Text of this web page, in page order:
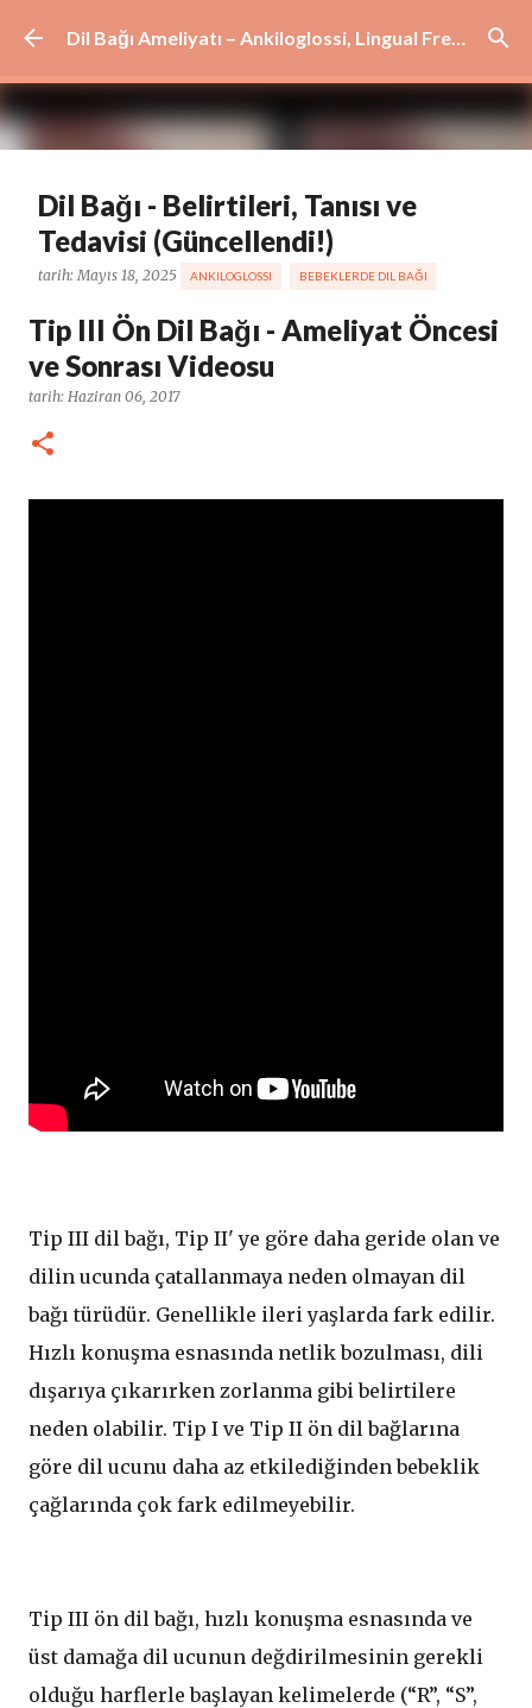
Ana içeriğe atla Dil Bağı Ameliyatı – Ankiloglossi, Lingual Frenulum ve Dudak Bağı Tedavisi | İstanbul
Dil Bağı - Belirtileri, Tanısı ve
Tedavisi (Güncellendi!)
tarih: Mayıs 18, 2025 ANKILOGLOSSI BEBEKLERDE DIL BAĞI
DIL BAĞI AMELIYATI DIL BAĞI TANIMI
DIL BAĞI TEDAVISI KISA DIL BAĞI KISA LINGUAL FRENULUM
Tip III Ön Dil Bağı - Ameliyat Öncesi
ve Sonrası Videosu
tarih: Haziran 06, 2017
​Tip III dil bağı, Tip II' ye göre daha geride olan ve
dilin ucunda çatallanmaya neden olmayan dil
bağı türüdür. Genellikle ileri yaşlarda fark edilir.
Hızlı konuşma esnasında netlik bozulması, dili
dışarıya çıkarırken zorlanma gibi belirtilere
neden olabilir. Tip I ve Tip II ön dil bağlarına
göre dil ucunu daha az etkilediğinden bebeklik
çağlarında çok fark edilmeyebilir.
Tip III ön dil bağı, hızlı konuşma esnasında ve
üst damağa dil ucunun değdirilmesinin gerekli
olduğu harflerle başlayan kelimelerde (“R”, “S”,